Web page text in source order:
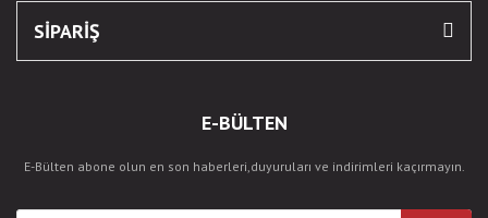
SİPARİŞ
E-BÜLTEN
E-Bülten abone olun en son haberleri,duyuruları ve indirimleri kaçırmayın.